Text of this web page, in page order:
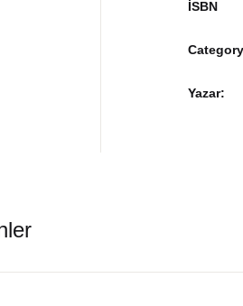
Tarih
İSBN
Yazar